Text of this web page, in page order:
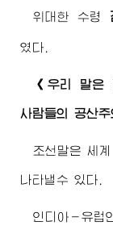
위대한
수령
였다.
《우리 말은
사람들의 공산
조선말은 세
나타낼수 있다.
인디아－유